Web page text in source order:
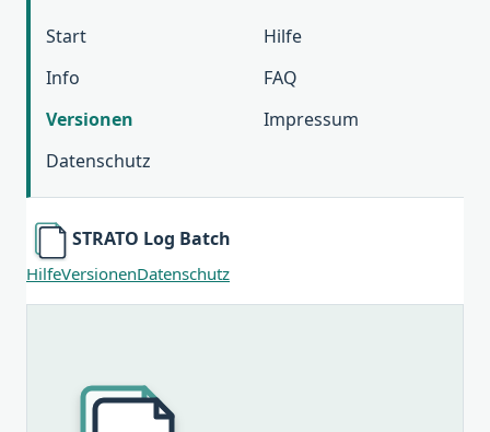
Start
Hilfe
Info
FAQ
Versionen
Impressum
Datenschutz
STRATO Log Batch
HilfeVersionenDatenschutz